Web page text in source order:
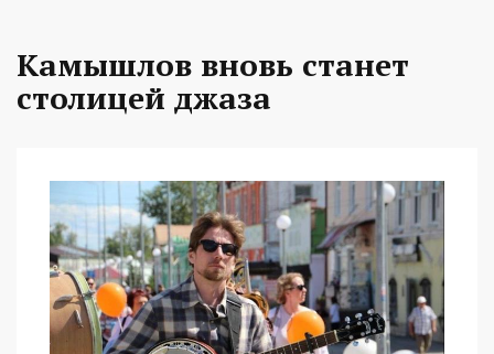
Камышлов вновь станет
столицей джаза